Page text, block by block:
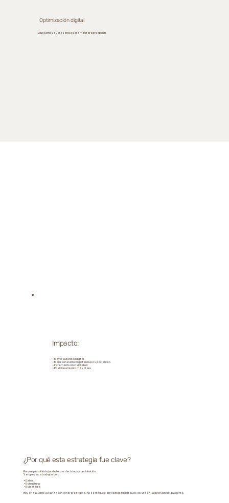
Impacto:
• Mayor autoridad digital
• Mejor conexión con potenciales pacientes
• Incremento en visibilidad
• Posicionamiento más claro
¿Por qué esta estrategia fue clave?
Porque permitió dejar de tomar decisiones por intuición.
Y empezar a trabajar con:
• Datos
• Estructura
• Estrategia
Hoy en salud no alcanza con tener prestigio. Si no se traduce en visibilidad digital, no existe en la decisión del paciente.
Optimización digital
Ajustamos su presencia para mejorar percepción.